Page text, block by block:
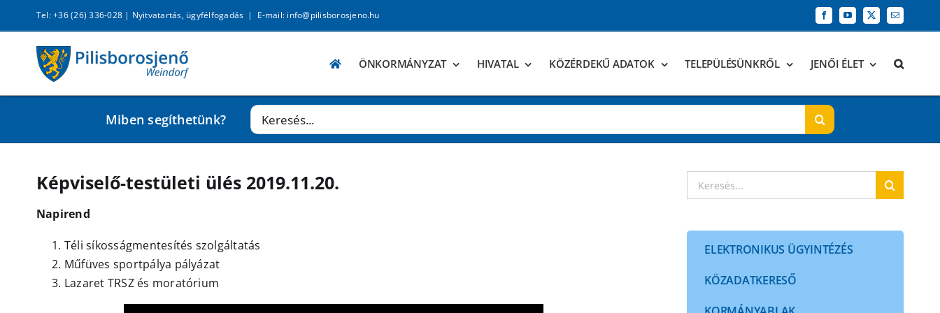
KihagyásTel: +36 (26) 336-028 | Nyitvatartás, ügyfélfogadás | E-mail: info@pilisborosjeno.hu FacebookYouTube
X Email:
ÖNKORMÁNYZAT HIVATAL KÖZÉRDEKŰ ADATOK TELEPÜLÉSÜNKRŐL JENŐI ÉLET
Miben segíthetünk? Keresés...
Képviselő-testületi ülés 2019.11.20.
Napirend
Téli síkosságmentesítés szolgáltatás
Műfüves sportpálya pályázat
Lazaret TRSZ és moratórium
Keresés...
ELEKTRONIKUS ÜGYINTÉZÉS
KÖZADATKERESŐ